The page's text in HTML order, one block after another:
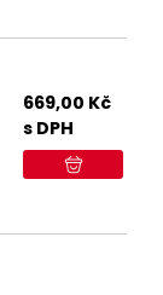
669,00 Kč
s DPH